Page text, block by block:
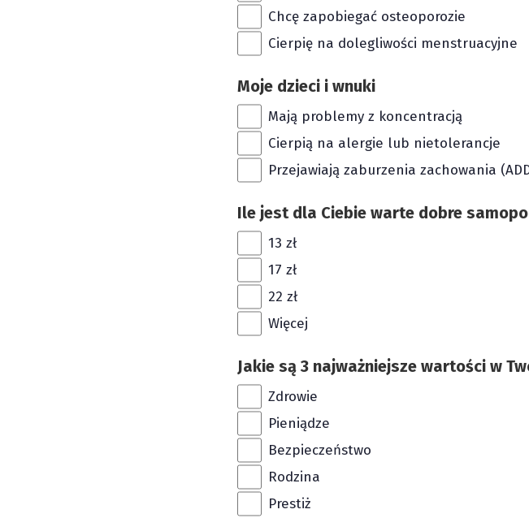
Chcę zapobiegać osteoporozie
Cierpię na dolegliwości menstruacyjne
Moje dzieci i wnuki
Mają problemy z koncentracją
Cierpią na alergie lub nietolerancje
Przejawiają zaburzenia zachowania
Ile jest dla Ciebie warte dobre
13 zł
17 zł
22 zł
Więcej
Jakie są 3 najważniejsze wartości w
Zdrowie
Pieniądze
Bezpieczeństwo
Rodzina
Prestiż